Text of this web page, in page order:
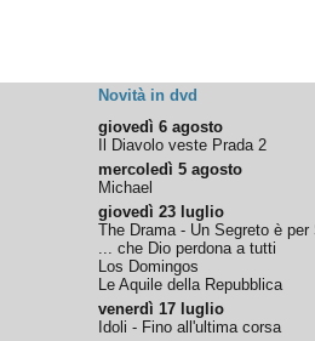
Novità in dvd
giovedì 6 agosto
Il Diavolo veste Prada 2
mercoledì 5 agosto
Michael
giovedì 23 luglio
The Drama - Un Segreto è per
... che Dio perdona a tutti
Los Domingos
Le Aquile della Repubblica
venerdì 17 luglio
Idoli - Fino all'ultima corsa